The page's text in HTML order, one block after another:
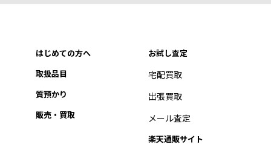
はじめての方へ
取扱品目
質預かり
販売・買取
お試し査定
宅配買取
出張買取
メール査定
楽天通販サイト